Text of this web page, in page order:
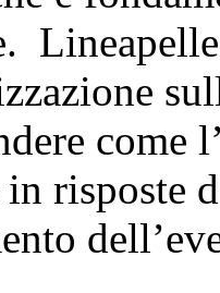
come
risposte